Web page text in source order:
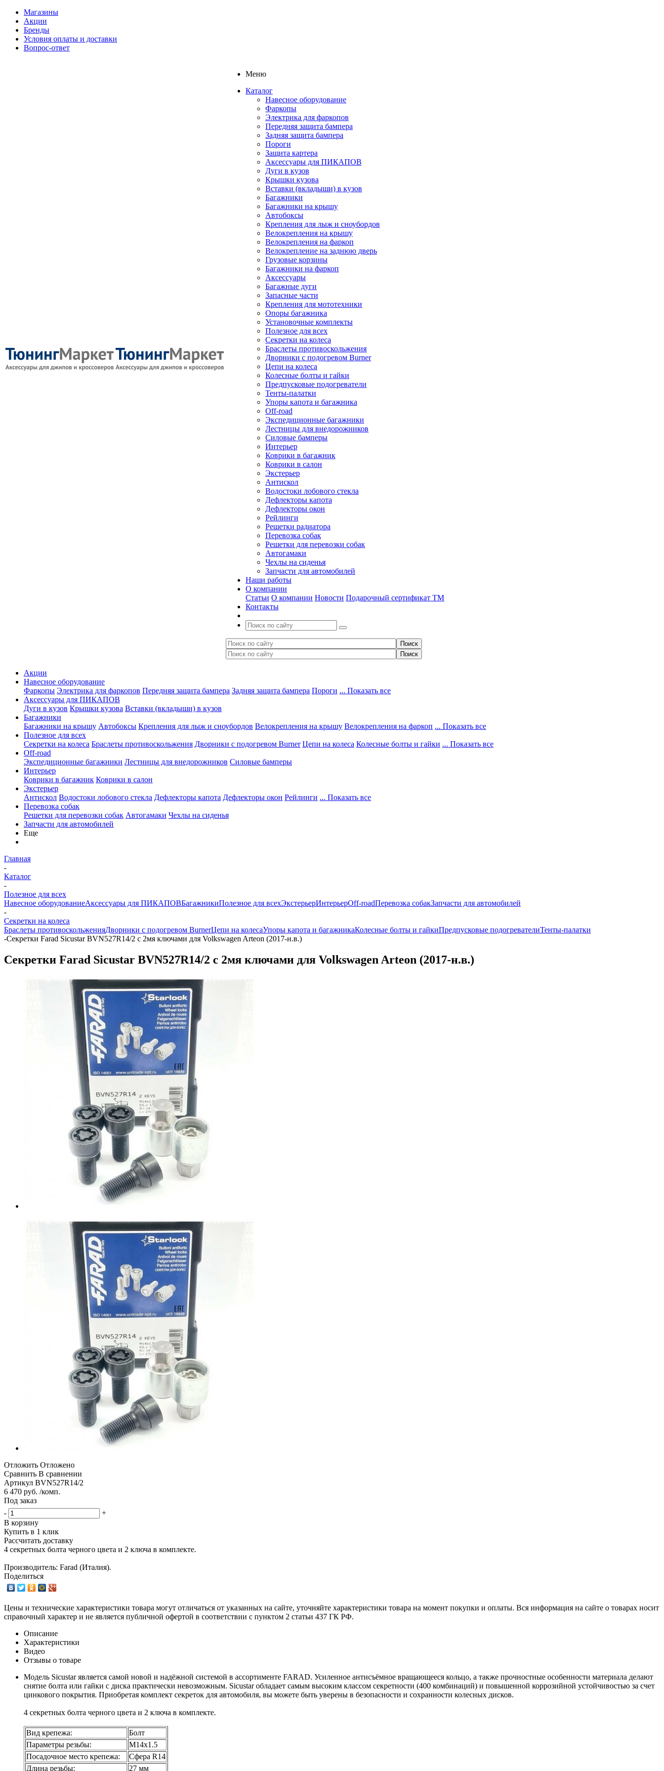
Магазины
Акции
Бренды
Условия оплаты и доставки
Вопрос-ответ
Меню
Каталог
Навесное оборудование
Фаркопы
Электрика для фаркопов
Передняя защита бампера
Задняя защита бампера
Пороги
Защита картера
Аксессуары для ПИКАПОВ
Дуги в кузов
Крышки кузова
Вставки (вкладыши) в кузов
Багажники
Багажники на крышу
Автобоксы
Крепления для лыж и сноубордов
Велокрепления на крышу
Велокрепления на фаркоп
Велокрепление на заднюю дверь
Грузовые корзины
Багажники на фаркоп
Аксессуары
Багажные дуги
Запасные части
Крепления для мототехники
Опоры багажника
Установочные комплекты
Полезное для всех
Секретки на колеса
Браслеты противоскольжения
Дворники с подогревом Burner
Цепи на колеса
Колесные болты и гайки
Предпусковые подогреватели
Тенты-палатки
Упоры капота и багажника
Off-road
Экспедиционные багажники
Лестницы для внедорожников
Силовые бамперы
Интерьер
Коврики в багажник
Коврики в салон
Экстерьер
Антискол
Водостоки лобового стекла
Дефлекторы капота
Дефлекторы окон
Рейлинги
Решетки радиатора
Перевозка собак
Решетки для перевозки собак
Автогамаки
Чехлы на сиденья
Запчасти для автомобилей
Наши работы
О компании
Статьи О компании Новости Подарочный сертификат ТМ
Контакты
Акции
Навесное оборудование
Фаркопы Электрика для фаркопов Передняя защита бампера Задняя защита бампера Пороги ... Показать все
Аксессуары для ПИКАПОВ
Дуги в кузов Крышки кузова Вставки (вкладыши) в кузов
Багажники
Багажники на крышу Автобоксы Крепления для лыж и сноубордов Велокрепления на крышу Велокрепления на фаркоп ... Показать все
Полезное для всех
Секретки на колеса Браслеты противоскольжения Дворники с подогревом Burner Цепи на колеса Колесные болты и гайки ... Показать все
Off-road
Экспедиционные багажники Лестницы для внедорожников Силовые бамперы
Интерьер
Коврики в багажник Коврики в салон
Экстерьер
Антискол Водостоки лобового стекла Дефлекторы капота Дефлекторы окон Рейлинги ... Показать все
Перевозка собак
Решетки для перевозки собак Автогамаки Чехлы на сиденья
Запчасти для автомобилей
Еще
Главная
-
Каталог
-
Полезное для всех
Навесное оборудованиеАксессуары для ПИКАПОВБагажникиПолезное для всехЭкстерьерИнтерьерOff-roadПеревозка собакЗапчасти для автомобилей
-
Секретки на колеса
Браслеты противоскольженияДворники с подогревом BurnerЦепи на колесаУпоры капота и багажникаКолесные болты и гайкиПредпусковые подогревателиТенты-палатки
-Секретки Farad Sicustar BVN527R14/2 с 2мя ключами для Volkswagen Arteon (2017-н.в.)
Секретки Farad Sicustar BVN527R14/2 с 2мя ключами для Volkswagen Arteon (2017-н.в.)
Отложить Отложено
Сравнить В сравнении
Артикул BVN527R14/2
6 470 руб. /комп.
Под заказ
-
+
В корзину
Купить в 1 клик
Рассчитать доставку
4 секретных болта черного цвета и 2 ключа в комплекте.
Производитель: Farad (Италия).
Поделиться
Цены и технические характеристики товара могут отличаться от указанных на сайте, уточняйте характеристики товара на момент покупки и оплаты. Вся информация на сайте о товарах носит
справочный характер и не является публичной офертой в соответствии с пунктом 2 статьи 437 ГК РФ.
Описание
Характеристики
Видео
Отзывы о товаре
Модель Sicustar является самой новой и надёжной системой в ассортименте FARAD. Усиленное антисъёмное вращающееся кольцо, а также прочностные особенности материала делают
снятие болта или гайки с диска практически невозможным. Sicustar обладает самым высоким классом секретности (400 комбинаций) и повышенной коррозийной устойчивостью за счет
цинкового покрытия. Приобретая комплект секреток для автомобиля, вы можете быть уверены в безопасности и сохранности колесных дисков.
4 секретных болта черного цвета и 2 ключа в комплекте.
Вид крепежа:
Болт
Параметры резьбы:
М14х1.5
Посадочное место крепежа:
Сфера R14
Длина резьбы:
27 мм